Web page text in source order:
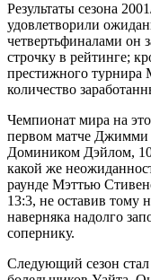
Результаты сезона
удовлетворили
четвертьфиналами он
строчку в рейтинге;
престижного турнира
количество
Чемпионат мира на
первом матче Джимми
Домиником Дэйлом,
какой же
раунде Мэттью
13:3, не оставив тому
наверняка надолго
сопернику.
Следующий сезон